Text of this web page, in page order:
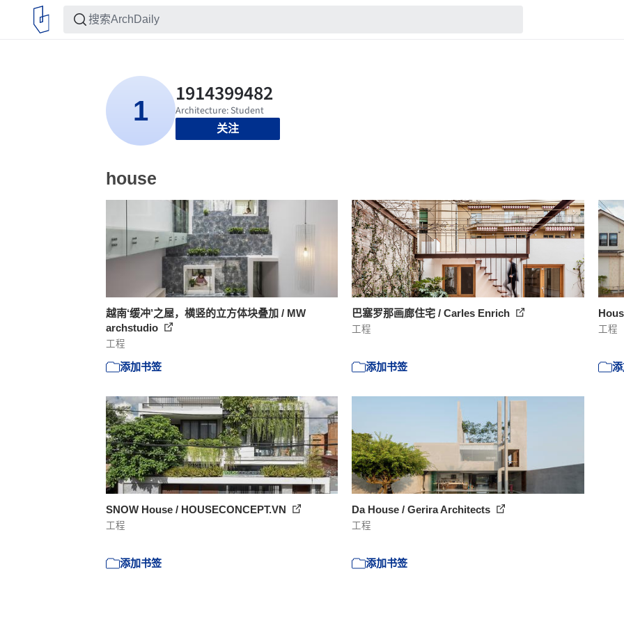
关注
house
越南‘缓冲’之屋，横竖的立方体块叠加 / MW
archstudio
工程
添加书签
巴塞罗那画廊住宅 / Carles Enrich
工程
添加书签
工程
SNOW House / HOUSECONCEPT.VN
工程
添加书签
Da House / Gerira Architects
工程
添加书签